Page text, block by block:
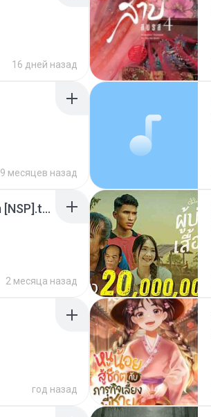
16 дней назад
9 месяцев назад
Tomodachi Life Living the Dream [NSP].torrent
2 месяца назад
год назад